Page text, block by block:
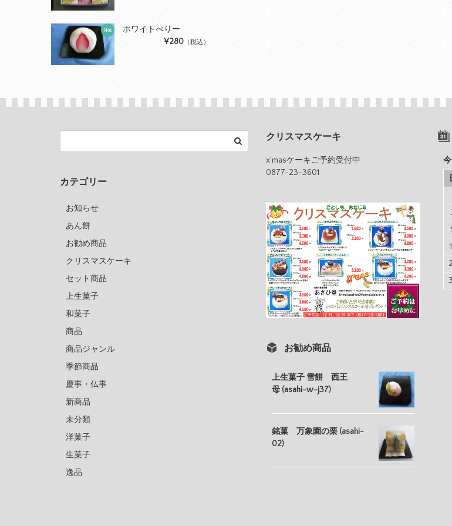
Hot
ホワイトべりー
¥280 （税込）
カテゴリー
お知らせ
あん餅
お勧め商品
クリスマスケーキ
セット商品
上生菓子
和菓子
商品
商品ジャンル
季節商品
慶事・仏事
新商品
未分類
洋菓子
生菓子
逸品
クリスマスケーキ
x’masケーキご予約受付中
0877-23-3601
お勧め商品
上生菓子 雪餅 西王
母 (asahi-w-j37)
銘菓 万象園の栗 (asahi-
02)